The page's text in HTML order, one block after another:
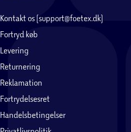
Kontakt os (support@foetex.dk)
Fortryd køb
Levering
Returnering
Reklamation
Fortrydelsesret
Handelsbetingelser